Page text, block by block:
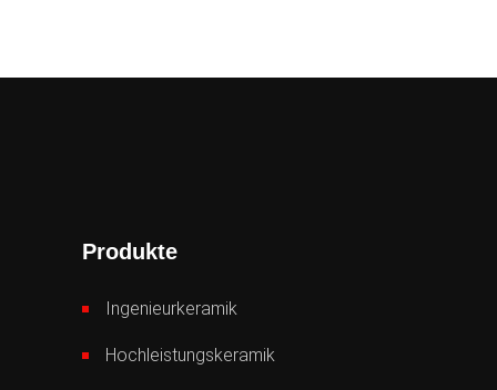
Produkte
Ingenieurkeramik
Hochleistungskeramik